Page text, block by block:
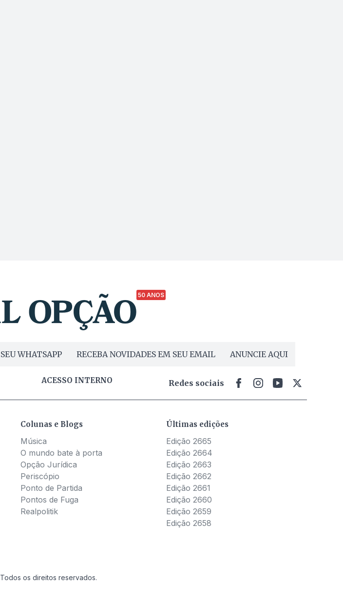
50 ANOS
WHATSAPP RECEBA NOVIDADES EM SEU EMAIL ANUNCIE AQUI
ACESSO INTERNO Redes sociais
Colunas e Blogs
Música
O mundo bate à porta
Opção Jurídica
Periscópio
Ponto de Partida
Pontos de Fuga
Realpolitik
Últimas edições
Edição 2665
Edição 2664
Edição 2663
Edição 2662
Edição 2661
Edição 2660
Edição 2659
Edição 2658
os direitos reservados.